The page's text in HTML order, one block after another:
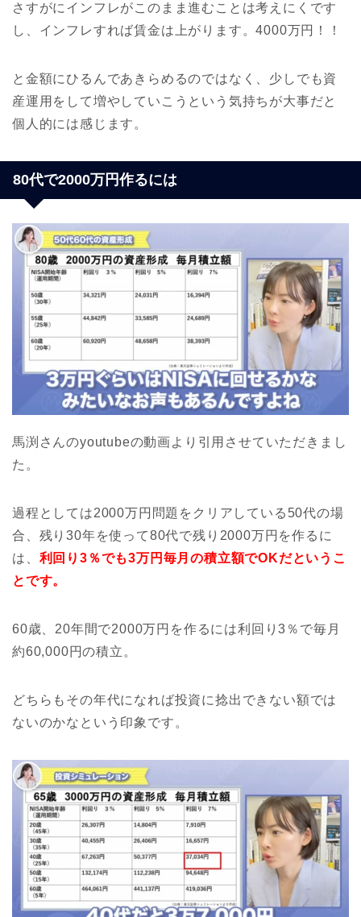
さすがにインフレがこのまま進むことは考えにくです
し、インフレすれば賃金は上がります。4000万円！！
と金額にひるんであきらめるのではなく、少しでも資
産運用をして増やしていこうという気持ちが大事だと
個人的には感じます。
80代で2000万円作るには
馬渕さんのyoutubeの動画より引用させていただきまし
た。
過程としては2000万円問題をクリアしている50代の場
合、残り30年を使って80代で残り2000万円を作るに
は、 利回り3％でも3万円毎月の積立額でOKだというこ
とです。
60歳、20年間で2000万円を作るには利回り3％で毎月
約60,000円の積立。
どちらもその年代になれば投資に捻出できない額では
ないのかなという印象です。